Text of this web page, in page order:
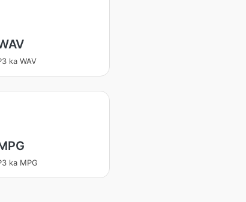
ka WAV
ka MPG